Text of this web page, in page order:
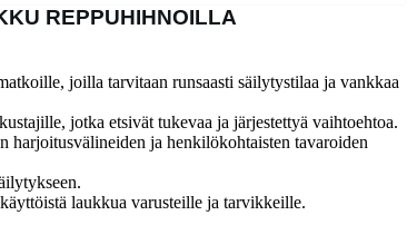
REPPUHIHNOILLA
joilla tarvitaan runsaasti säilytystilaa ja vankkaa
jotka etsivät tukevaa ja järjestettyä vaihtoehtoa.
ja henkilökohtaisten tavaroiden
laukkua varusteille ja tarvikkeille.